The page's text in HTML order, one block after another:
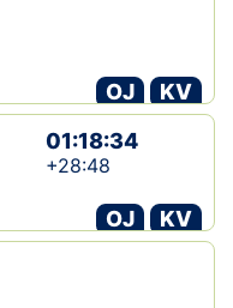
OJ
KV
01:18:34
+28:48
OJ
KV